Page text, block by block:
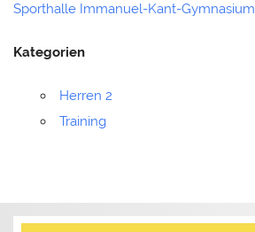
Sporthalle Immanuel-Kant-Gymnasium
Kategorien
Herren 2
Training